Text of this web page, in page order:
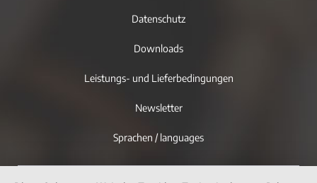
Datenschutz
Downloads
Leistungs- und Lieferbedingungen
Newsletter
Sprachen / languages